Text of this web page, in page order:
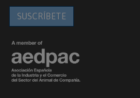
SUSCRÍBETE